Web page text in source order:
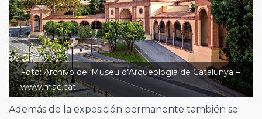
Foto: Archivo del Museu d’Arqueologia de Catalunya –
www.mac.cat
Además de la exposición permanente también se